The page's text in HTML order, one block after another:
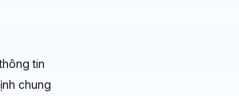
tin
chung